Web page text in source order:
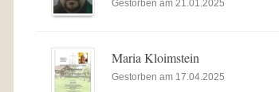
Gestorben am 21.01.2025
Maria Kloimstein
Gestorben am 17.04.2025